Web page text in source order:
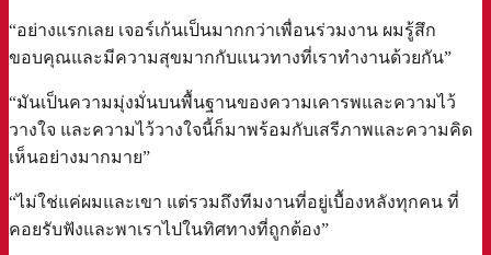
“อย่างแรกเลย เจอร์เก้นเป็นมากกว่าเพื่อนร่วมงาน ผมรู้สึก
ขอบคุณและมีความสุขมากกับแนวทางที่เราทำงานด้วยกัน”
“มันเป็นความมุ่งมั่นบนพื้นฐานของความเคารพและความไว้
วางใจ และความไว้วางใจนี้ก็มาพร้อมกับเสรีภาพและความคิด
เห็นอย่างมากมาย”
“ไม่ใช่แค่ผมและเขา แต่รวมถึงทีมงานที่อยู่เบื้องหลังทุกคน ที่
คอยรับฟังและพาเราไปในทิศทางที่ถูกต้อง”